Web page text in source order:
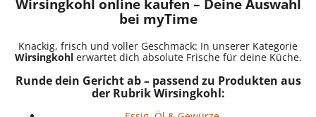
Wirsingkohl online kaufen – Deine Auswahl
bei myTime
Knackig, frisch und voller Geschmack: In unserer Kategorie
Wirsingkohlerwartet dich absolute Frische für deine Küche.
Runde dein Gericht ab – passend zu Produkten aus
der Rubrik Wirsingkohl: